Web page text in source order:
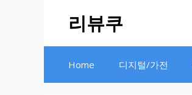
리뷰쿠
Home 디지털/가전